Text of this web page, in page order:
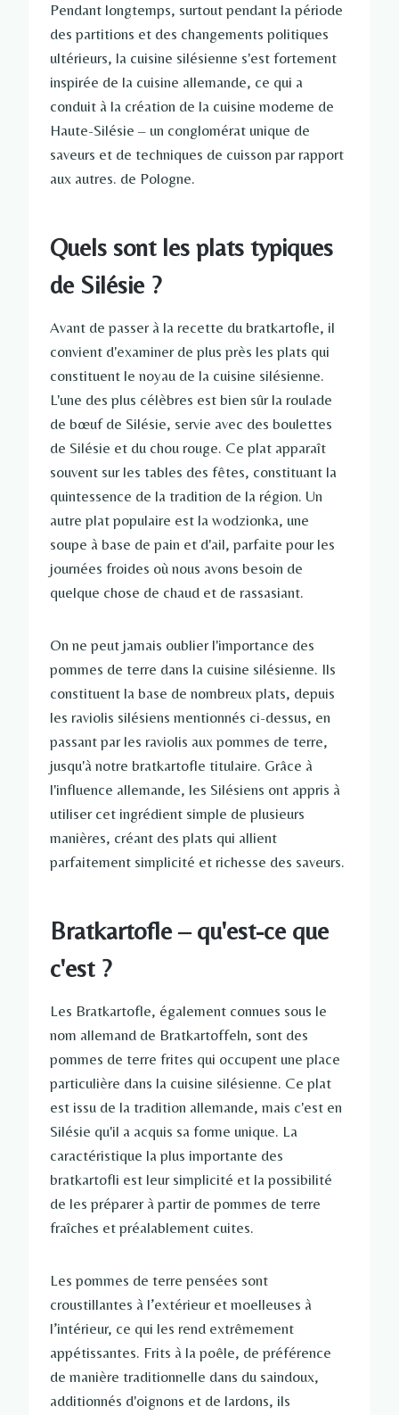
Pendant longtemps, surtout pendant la période
des partitions et des changements politiques
ultérieurs, la cuisine silésienne s'est fortement
inspirée de la cuisine allemande, ce qui a
conduit à la création de la cuisine moderne de
Haute-Silésie – un conglomérat unique de
saveurs et de techniques de cuisson par rapport
aux autres. de Pologne.
Quels sont les plats typiques
de Silésie ?
Avant de passer à la recette du bratkartofle, il
convient d'examiner de plus près les plats qui
constituent le noyau de la cuisine silésienne.
L'une des plus célèbres est bien sûr la roulade
de bœuf de Silésie, servie avec des boulettes
de Silésie et du chou rouge. Ce plat apparaît
souvent sur les tables des fêtes, constituant la
quintessence de la tradition de la région. Un
autre plat populaire est la wodzionka, une
soupe à base de pain et d'ail, parfaite pour les
journées froides où nous avons besoin de
quelque chose de chaud et de rassasiant.
On ne peut jamais oublier l'importance des
pommes de terre dans la cuisine silésienne. Ils
constituent la base de nombreux plats, depuis
les raviolis silésiens mentionnés ci-dessus, en
passant par les raviolis aux pommes de terre,
jusqu'à notre bratkartofle titulaire. Grâce à
l'influence allemande, les Silésiens ont appris à
utiliser cet ingrédient simple de plusieurs
manières, créant des plats qui allient
parfaitement simplicité et richesse des saveurs.
Bratkartofle – qu'est-ce que
c'est ?
Les Bratkartofle, également connues sous le
nom allemand de Bratkartoffeln, sont des
pommes de terre frites qui occupent une place
particulière dans la cuisine silésienne. Ce plat
est issu de la tradition allemande, mais c'est en
Silésie qu'il a acquis sa forme unique. La
caractéristique la plus importante des
bratkartofli est leur simplicité et la possibilité
de les préparer à partir de pommes de terre
fraîches et préalablement cuites.
Les pommes de terre pensées sont
croustillantes à l’extérieur et moelleuses à
l’intérieur, ce qui les rend extrêmement
appétissantes. Frits à la poêle, de préférence
de manière traditionnelle dans du saindoux,
additionnés d'oignons et de lardons, ils